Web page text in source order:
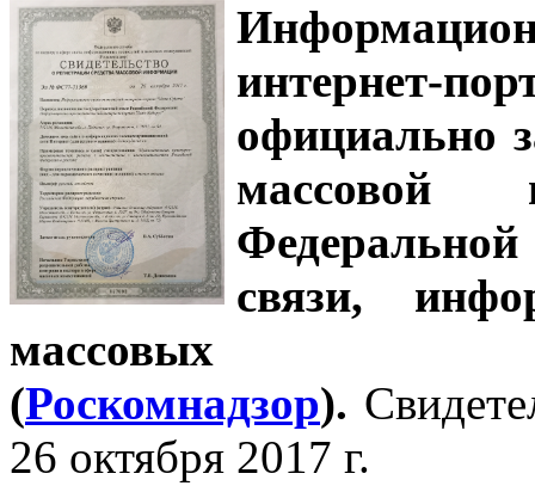
интернет-
официально
связи,
массовых
(Роскомнадзор).
26 октября 2017 г.